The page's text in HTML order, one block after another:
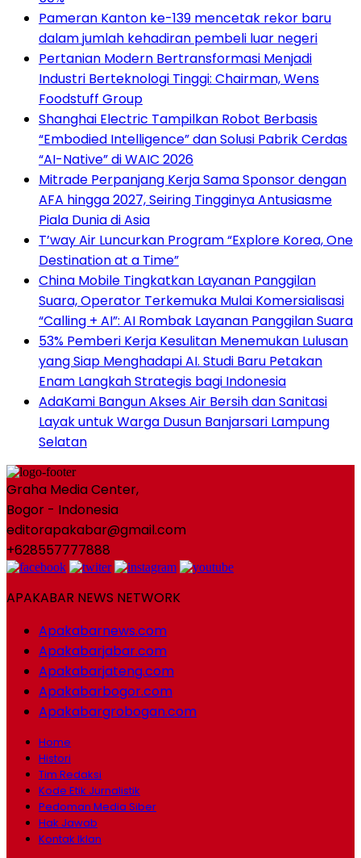
Pameran Kanton ke-139 mencetak rekor baru
dalam jumlah kehadiran pembeli luar negeri
Pertanian Modern Bertransformasi Menjadi
Industri Berteknologi Tinggi: Chairman, Wens
Foodstuff Group
Shanghai Electric Tampilkan Robot Berbasis
“Embodied Intelligence” dan Solusi Pabrik Cerdas
“AI-Native” di WAIC 2026
Mitrade Perpanjang Kerja Sama Sponsor dengan
AFA hingga 2027, Seiring Tingginya Antusiasme
Piala Dunia di Asia
T’way Air Luncurkan Program “Explore Korea, One
Destination at a Time”
China Mobile Tingkatkan Layanan Panggilan
Suara, Operator Terkemuka Mulai Komersialisasi
“Calling + AI”: AI Rombak Layanan Panggilan Suara
53% Pemberi Kerja Kesulitan Menemukan Lulusan
yang Siap Menghadapi AI. Studi Baru Petakan
Enam Langkah Strategis bagi Indonesia
AdaKami Bangun Akses Air Bersih dan Sanitasi
Layak untuk Warga Dusun Banjarsari Lampung
Selatan
Graha Media Center,
Bogor - Indonesia
editorapakabar@gmail.com
+628557777888
APAKABAR NEWS NETWORK
Apakabarnews.com
Apakabarjabar.com
Apakabarjateng.com
Apakabarbogor.com
Apakabargrobogan.com
Home
Histori
Tim Redaksi
Kode Etik Jurnalistik
Pedoman Media Siber
Hak Jawab
Kontak Iklan